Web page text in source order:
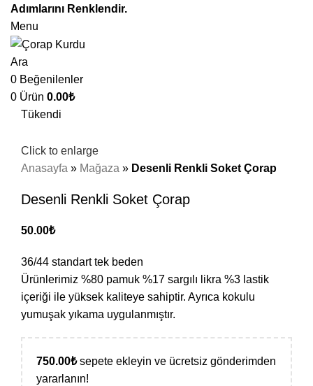
Adımlarını Renklendir.
Menu
Ara
0 Beğenilenler
0 Ürün 0.00₺
Tükendi
Click to enlarge
Anasayfa » Mağaza » Desenli Renkli Soket Çorap
Desenli Renkli Soket Çorap
50.00₺
36/44 standart tek beden
Ürünlerimiz %80 pamuk %17 sargılı likra %3 lastik
içeriği ile yüksek kaliteye sahiptir. Ayrıca kokulu
yumuşak yıkama uygulanmıştır.
750.00₺ sepete ekleyin ve ücretsiz gönderimden
yararlanın!